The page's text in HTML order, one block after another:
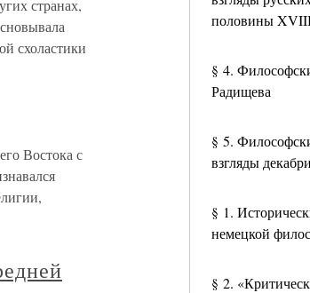
половины
§ 4.
Радищева
§ 5.
взгляды
§ 1.
немецкой
§ 2.
странах,
схоластики
Востока с